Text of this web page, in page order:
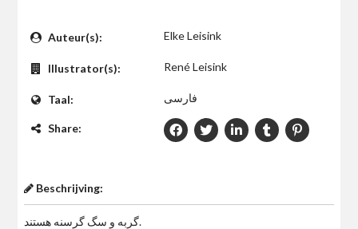
Auteur(s): Elke Leisink
Illustrator(s): René Leisink
Taal: فارسی
Share:
Beschrijving:
گربه و سگ گرسنه هستند.